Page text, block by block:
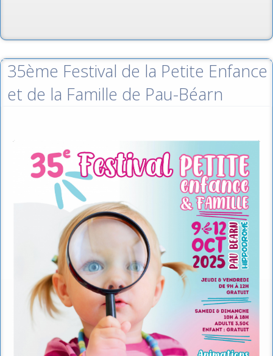
35ème Festival de la Petite Enfance
et de la Famille de Pau-Béarn